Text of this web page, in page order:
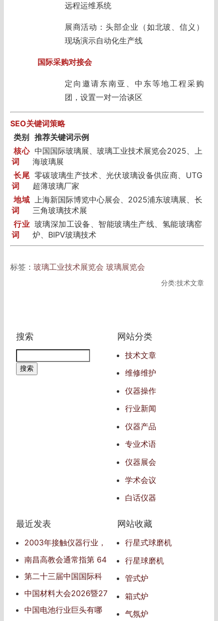
远程运维系统
展商活动：头部企业（如北玻、信义）
现场演示自动化生产线
国际采购对接会
定向邀请东南亚、中东等地工程采购
团，设置一对一洽谈区
SEO关键词策略
类别
推荐关键词示例
核心
词
中国国际玻璃展、玻璃工业技术展览会2025、上
海玻璃展
长尾
词
零碳玻璃生产技术、光伏玻璃设备供应商、UTG
超薄玻璃厂家
地域
词
上海新国际博览中心展会、2025浦东玻璃展、长
三角玻璃技术展
行业
词
玻璃深加工设备、智能玻璃生产线、氢能玻璃窑
炉、BIPV玻璃技术
标签： 玻璃工业技术展览会 玻璃展览会
分类:技术文章
搜索 网站分类
技术文章
维修维护
仪器操作
行业新闻
仪器产品
专业术语
仪器展会
学术会议
白话仪器
最近发表
2003年接触仪器行业，
仪器行业信息的传播者
南昌高教会通常指‌第 64
届中国高等教育博览会‌
第二十三届中国国际科
学仪器及实验室装备展览
中国材料大会2026暨27
届中国国际新材料博览会
中国电池行业巨头有哪
网站收藏
行星式球磨机
行星球磨机
管式炉
箱式炉
气氛炉